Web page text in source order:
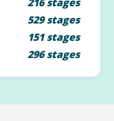
529 stages
151 stages
296 stages